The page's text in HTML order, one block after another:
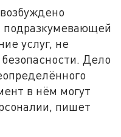
подразкумевающей
услуг, не
Дело
в нём могут
пишет